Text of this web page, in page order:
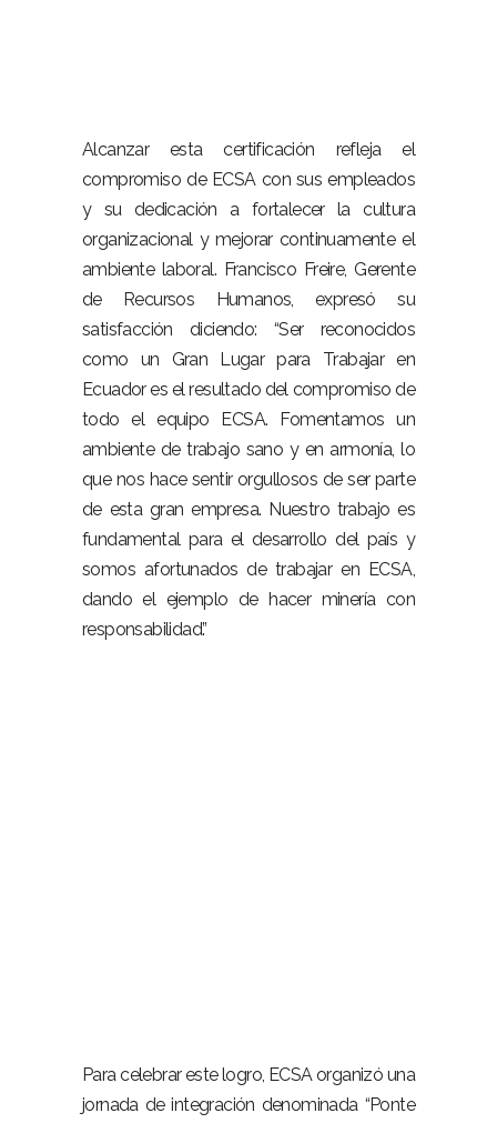
Alcanzar esta certificación refleja el
compromiso de ECSA con sus empleados
y su dedicación a fortalecer la cultura
organizacional y mejorar continuamente el
ambiente laboral. Francisco Freire, Gerente
de Recursos Humanos, expresó su
satisfacción diciendo: “Ser reconocidos
como un Gran Lugar para Trabajar en
Ecuador es el resultado del compromiso de
todo el equipo ECSA. Fomentamos un
ambiente de trabajo sano y en armonía, lo
que nos hace sentir orgullosos de ser parte
de esta gran empresa. Nuestro trabajo es
fundamental para el desarrollo del país y
somos afortunados de trabajar en ECSA,
dando el ejemplo de hacer minería con
responsabilidad.”
Para celebrar este logro, ECSA organizó una
jornada de integración denominada “Ponte